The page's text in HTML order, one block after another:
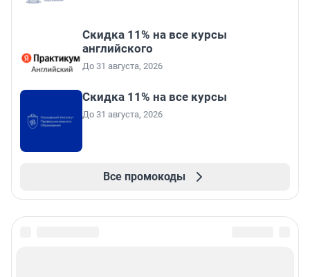
Скидка 11% на все курсы
английского
До 31 августа, 2026
Скидка 11% на все курсы
До 31 августа, 2026
Все промокоды